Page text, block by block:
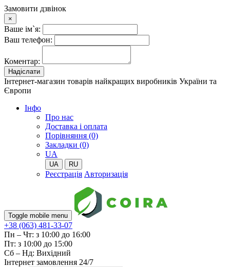
Замовити дзвінок
×
Ваше ім`я:
Ваш телефон:
Коментар:
Надіслати
Інтернет-магазин товарів найкращих виробників України та
Європи
Iнфо
Про нас
Доставка і оплата
Порівняння (0)
Закладки (0)
UA
UA RU
Реєстрація Авторизація
Toggle mobile menu
+38 (063) 481-33-07
Пн – Чт: з 10:00 до 16:00
Пт: з 10:00 до 15:00
Сб – Нд: Вихідний
Інтернет замовлення 24/7